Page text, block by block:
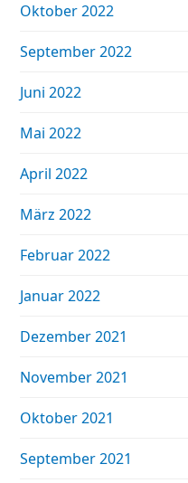
Oktober 2022
September 2022
Juni 2022
Mai 2022
April 2022
März 2022
Februar 2022
Januar 2022
Dezember 2021
November 2021
Oktober 2021
September 2021